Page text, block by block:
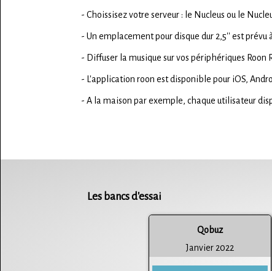
- Choissisez votre serveur : le Nucleus ou le
- Un emplacement pour disque dur 2,5'' est prévu
- Diffuser la musique sur vos périphériques
- L'application roon est disponible pour iOS,
- A la maison par exemple, chaque utilisateur
Les bancs d'essai
Qobuz
Janvier 2022